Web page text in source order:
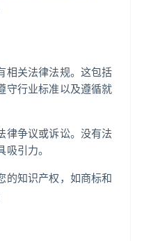
相关法律法规。这包括
守行业标准以及遵循就
律争议或诉讼。没有法
引力。
的知识产权，如商标和